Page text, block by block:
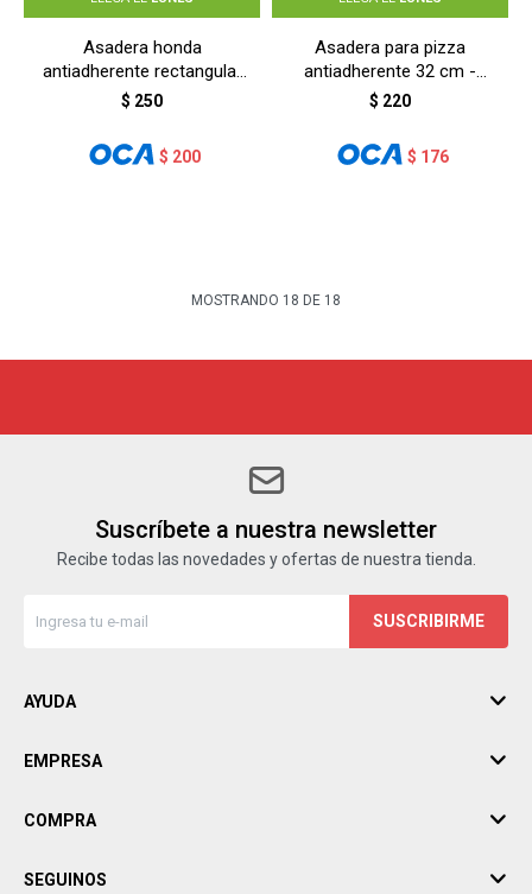
Asadera honda
antiadherente rectangular
30x20x4 cm - GRIS
$ 250
$ 200
Asadera para pizza
antiadherente 32 cm -
GRIS
$ 220
$ 176
MOSTRANDO 18 DE 18
Suscríbete a nuestra newsletter
Recibe todas las novedades y ofertas de nuestra tienda.
SUSCRIBIRME
AYUDA
EMPRESA
COMPRA
SEGUINOS